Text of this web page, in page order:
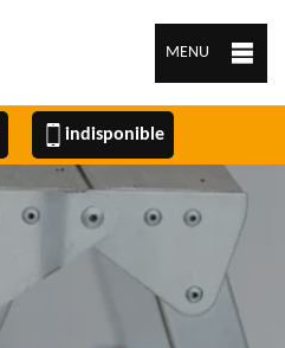
MENU
indisponible